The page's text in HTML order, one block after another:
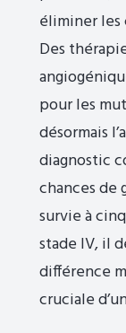
éliminer les
Des
pour les
désormais
diagnostic
chances de
survie à
stade IV, il
différence
cruciale